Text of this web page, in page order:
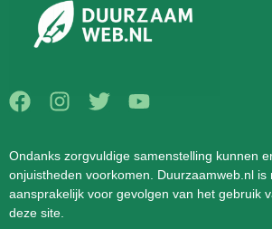
Ondanks zorgvuldige samenstelling kunnen
onjuistheden voorkomen. Duurzaamweb.nl is
aansprakelijk voor gevolgen van het gebruik
deze site.